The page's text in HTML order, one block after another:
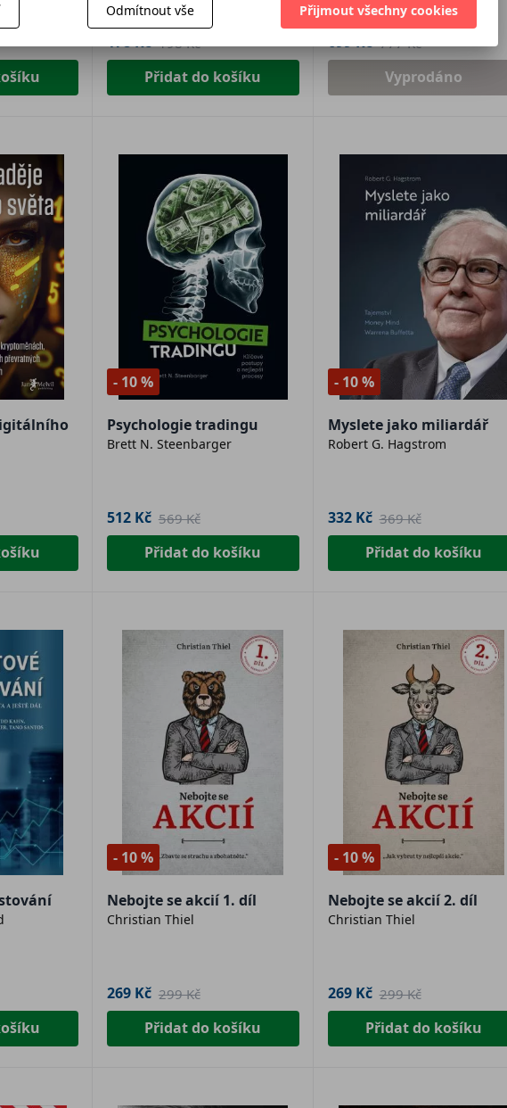
178 Kč 198 Kč
Přidat do košíku
699 Kč 777 Kč
Vyprodáno
- 10 %
Psychologie tradingu
Brett N. Steenbarger
512 Kč 569 Kč
Přidat do košíku
- 10 %
Myslete jako miliardář
Robert G. Hagstrom
332 Kč 369 Kč
Přidat do košíku
- 10 %
Nebojte se akcií 1. díl
Christian Thiel
269 Kč 299 Kč
Přidat do košíku
- 10 %
Nebojte se akcií 2. díl
Christian Thiel
269 Kč 299 Kč
Přidat do košíku
Odmítnout vše Přijmout všechny cookies